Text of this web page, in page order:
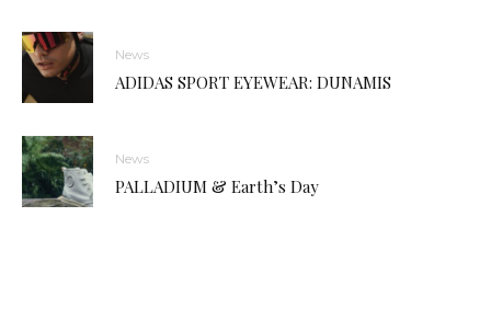
News
ADIDAS SPORT EYEWEAR: DUNAMIS
News
PALLADIUM & Earth’s Day